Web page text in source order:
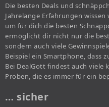
Die besten Deals und
Jahrelange Erfahrungen
um für dich die besten
ermöglicht dir nicht nur die
sondern auch viele
Beispiel ein Smartphone, dass
Bei DealGott findest auch viele
Proben, die es immer für ein
… sicher